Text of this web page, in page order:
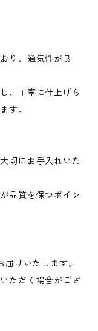
り、通気性が良
、丁寧に仕上げら
す。
切にお手入れいた
品質を保つポイン
けいたします。
ただく場合がござ